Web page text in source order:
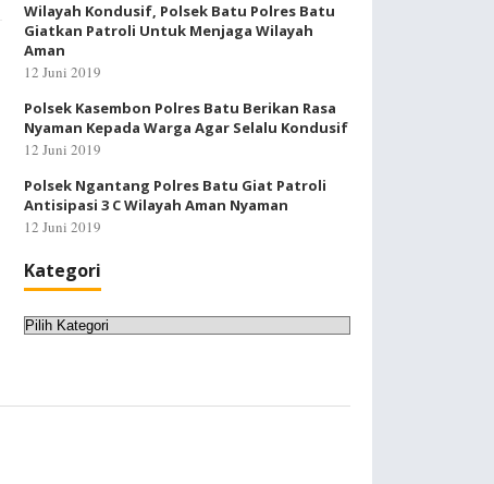
Wilayah Kondusif, Polsek Batu Polres Batu
Giatkan Patroli Untuk Menjaga Wilayah
Aman
12 Juni 2019
Polsek Kasembon Polres Batu Berikan Rasa
Nyaman Kepada Warga Agar Selalu Kondusif
12 Juni 2019
Polsek Ngantang Polres Batu Giat Patroli
Antisipasi 3 C Wilayah Aman Nyaman
12 Juni 2019
Kategori
Kategori